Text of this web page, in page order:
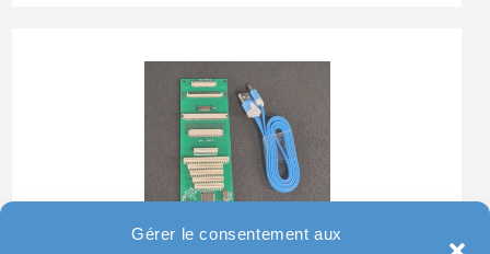
Gérer le consentement aux